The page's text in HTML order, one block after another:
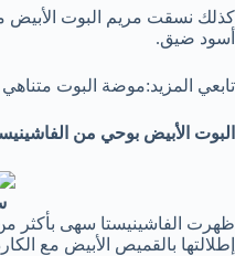
كذلك نسقت مريم البوت
أسود ضيق.
تابعي المزيد:موضة البوت
البوت الأبيض بوحي من
ظهرت الفاشينيستا سهى بأكثر من
إطلالتها بالقميص الأبيض مع